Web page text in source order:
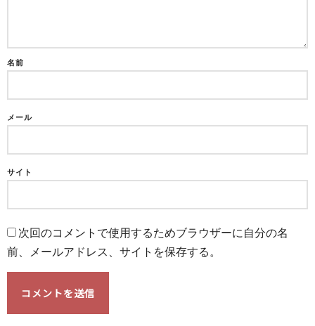
名前
メール
サイト
次回のコメントで使用するためブラウザーに自分の名
前、メールアドレス、サイトを保存する。